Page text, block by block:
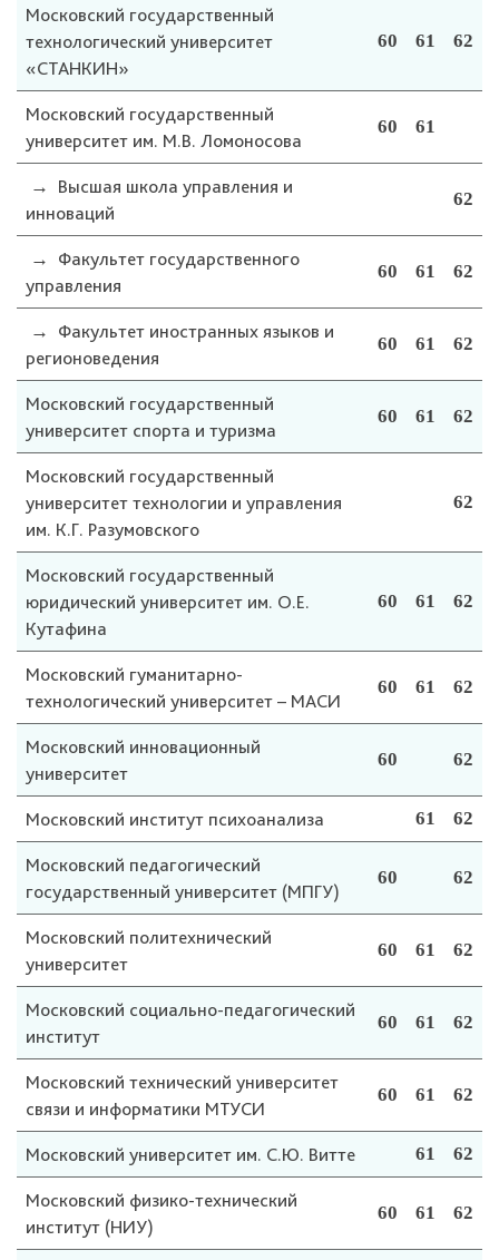
Московский государственный
технологический университет
«СТАНКИН»
60 61 62
Московский государственный
университет им. М.В. Ломоносова
60 61
→ Высшая школа управления и
инноваций
62
→ Факультет государственного
управления
60 61 62
→ Факультет иностранных языков и
регионоведения
60 61 62
Московский государственный
университет спорта и туризма
60 61 62
Московский государственный
университет технологии и управления
им. К.Г. Разумовского
62
Московский государственный
юридический университет им. О.Е.
Кутафина
60 61 62
Московский гуманитарно-
технологический университет – МАСИ
60 61 62
Московский инновационный
университет
60 62
Московский институт психоанализа 61 62
Московский педагогический
государственный университет (МПГУ)
60 62
Московский политехнический
университет
60 61 62
Московский социально-педагогический
институт
60 61 62
Московский технический университет
связи и информатики МТУСИ
60 61 62
Московский университет им. С.Ю. Витте 61 62
Московский физико-технический
институт (НИУ)
60 61 62